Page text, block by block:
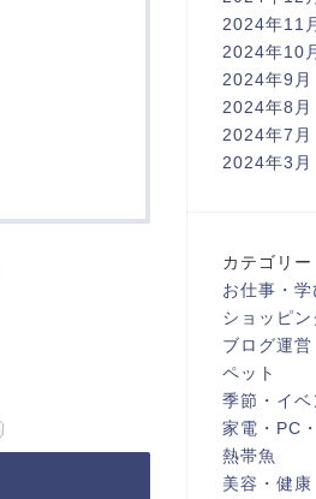
2024年11
2024年10
2024年9月
2024年8月
2024年7月
2024年3月
カテゴリー
お仕事・
ショッピン
ブログ運営
ペット
季節・イベ
家電・PC
熱帯魚
美容・健康